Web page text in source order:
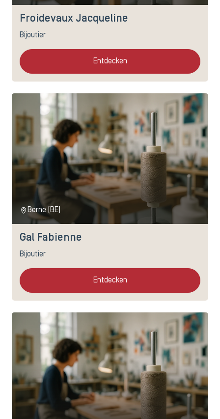
Froidevaux Jacqueline
Bijoutier
Entdecken
Berne (BE)
Gal Fabienne
Bijoutier
Entdecken